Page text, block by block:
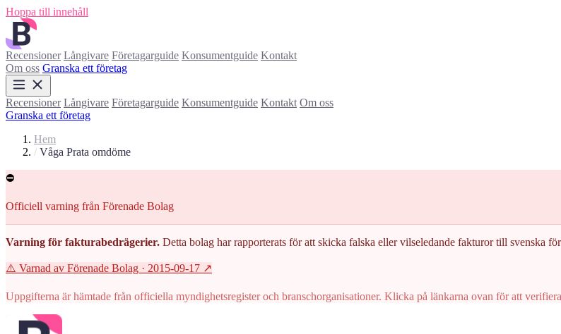
Hoppa till innehåll
Recensioner Långivare Företagarguide Konsumentguide Kontakt
Om oss Granska ett företag
Recensioner Långivare Företagarguide Konsumentguide Kontakt Om oss
Granska ett företag
Hem
/ Våga Prata omdöme
⛔
Officiell varning från Förenade Bolag
Varning för fakturabedrägerier. Detta bolag har rapporterats för att skicka falska eller vilseledande fakturor till svenska
⚠️ Varnad av Förenade Bolag · 2015-09-17 ↗
Uppgifterna är hämtade från officiella myndighetsregister och branschorganisationer. Klicka på länkarna ovan för att